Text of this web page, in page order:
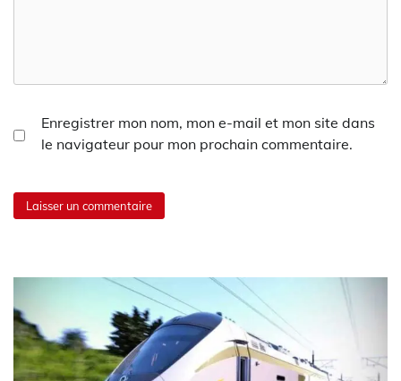
Enregistrer mon nom, mon e-mail et mon site dans
le navigateur pour mon prochain commentaire.